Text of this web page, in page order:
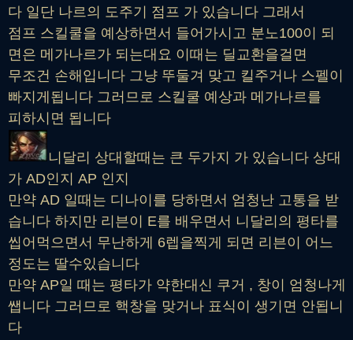
다 일단 나르의 도주기 점프 가 있습니다 그래서
점프 스킬쿨을 예상하면서 들어가시고 분노100이 되
면은 메가나르가 되는대요 이때는 딜교환을걸면
무조건 손해입니다 그냥 뚜둘겨 맞고 킬주거나 스펠이
빠지게됩니다 그러므로 스킬쿨 예상과 메가나르를
피하시면 됩니다
니달리 상대할때는 큰 두가지 가 있습니다 상대
가 AD인지 AP 인지
만약 AD 일때는 디나이를 당하면서 엄청난 고통을 받
습니다 하지만 리븐이 E를 배우면서 니달리의 평타를
씹어먹으면서 무난하게 6렙을찍게 되면 리븐이 어느
정도는 딸수있습니다
만약 AP일 때는 평타가 약한대신 쿠거 , 창이 엄청나게
쌥니다 그러므로 핵창을 맞거나 표식이 생기면 안됩니
다